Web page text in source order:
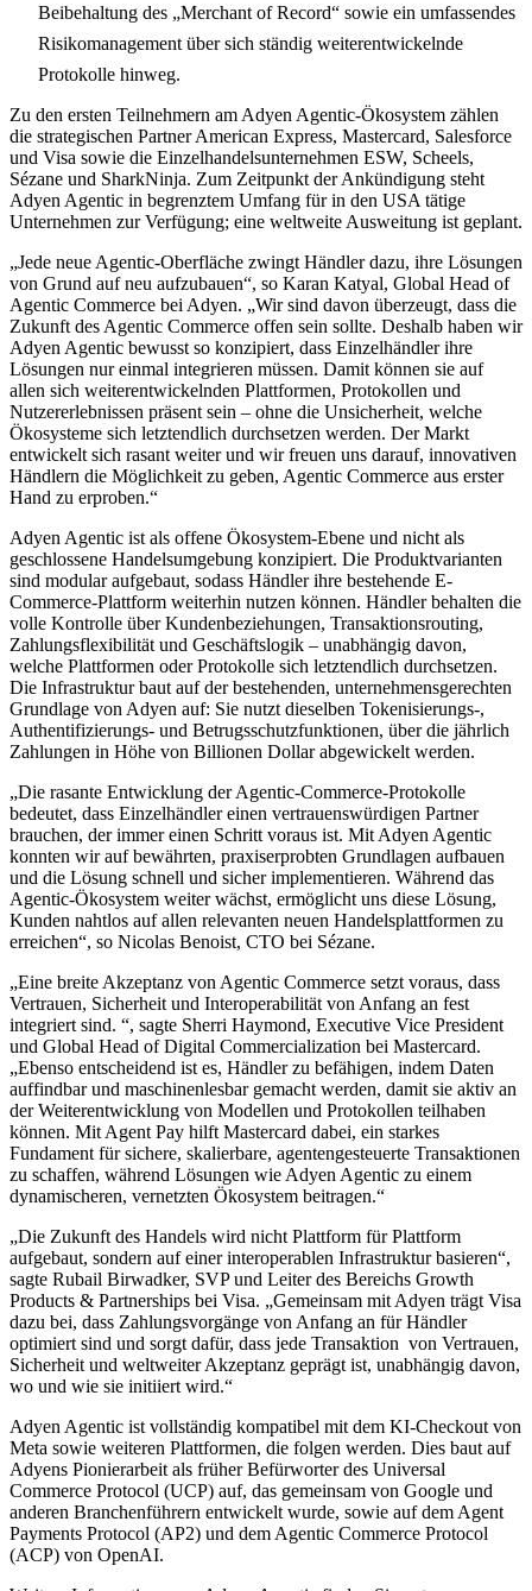
Beibehaltung des „Merchant of Record“ sowie ein umfassendes
Risikomanagement über sich ständig weiterentwickelnde
Protokolle hinweg.
Zu den ersten Teilnehmern am Adyen Agentic-Ökosystem zählen
die strategischen Partner American Express, Mastercard, Salesforce
und Visa sowie die Einzelhandelsunternehmen ESW, Scheels,
Sézane und SharkNinja. Zum Zeitpunkt der Ankündigung steht
Adyen Agentic in begrenztem Umfang für in den USA tätige
Unternehmen zur Verfügung; eine weltweite Ausweitung ist geplant.
„Jede neue Agentic-Oberfläche zwingt Händler dazu, ihre Lösungen
von Grund auf neu aufzubauen“, so Karan Katyal, Global Head of
Agentic Commerce bei Adyen. „Wir sind davon überzeugt, dass die
Zukunft des Agentic Commerce offen sein sollte. Deshalb haben wir
Adyen Agentic bewusst so konzipiert, dass Einzelhändler ihre
Lösungen nur einmal integrieren müssen. Damit können sie auf
allen sich weiterentwickelnden Plattformen, Protokollen und
Nutzererlebnissen präsent sein – ohne die Unsicherheit, welche
Ökosysteme sich letztendlich durchsetzen werden. Der Markt
entwickelt sich rasant weiter und wir freuen uns darauf, innovativen
Händlern die Möglichkeit zu geben, Agentic Commerce aus erster
Hand zu erproben.“
Adyen Agentic ist als offene Ökosystem-Ebene und nicht als
geschlossene Handelsumgebung konzipiert. Die Produktvarianten
sind modular aufgebaut, sodass Händler ihre bestehende E-
Commerce-Plattform weiterhin nutzen können. Händler behalten die
volle Kontrolle über Kundenbeziehungen, Transaktionsrouting,
Zahlungsflexibilität und Geschäftslogik – unabhängig davon,
welche Plattformen oder Protokolle sich letztendlich durchsetzen.
Die Infrastruktur baut auf der bestehenden, unternehmensgerechten
Grundlage von Adyen auf: Sie nutzt dieselben Tokenisierungs-,
Authentifizierungs- und Betrugsschutzfunktionen, über die jährlich
Zahlungen in Höhe von Billionen Dollar abgewickelt werden.
„Die rasante Entwicklung der Agentic-Commerce-Protokolle
bedeutet, dass Einzelhändler einen vertrauenswürdigen Partner
brauchen, der immer einen Schritt voraus ist. Mit Adyen Agentic
konnten wir auf bewährten, praxiserprobten Grundlagen aufbauen
und die Lösung schnell und sicher implementieren. Während das
Agentic-Ökosystem weiter wächst, ermöglicht uns diese Lösung,
Kunden nahtlos auf allen relevanten neuen Handelsplattformen zu
erreichen“, so Nicolas Benoist, CTO bei Sézane.
„Eine breite Akzeptanz von Agentic Commerce setzt voraus, dass
Vertrauen, Sicherheit und Interoperabilität von Anfang an fest
integriert sind. “, sagte Sherri Haymond, Executive Vice President
und Global Head of Digital Commercialization bei Mastercard.
„Ebenso entscheidend ist es, Händler zu befähigen, indem Daten
auffindbar und maschinenlesbar gemacht werden, damit sie aktiv an
der Weiterentwicklung von Modellen und Protokollen teilhaben
können. Mit Agent Pay hilft Mastercard dabei, ein starkes
Fundament für sichere, skalierbare, agentengesteuerte Transaktionen
zu schaffen, während Lösungen wie Adyen Agentic zu einem
dynamischeren, vernetzten Ökosystem beitragen.“
„Die Zukunft des Handels wird nicht Plattform für Plattform
aufgebaut, sondern auf einer interoperablen Infrastruktur basieren“,
sagte Rubail Birwadker, SVP und Leiter des Bereichs Growth
Products & Partnerships bei Visa. „Gemeinsam mit Adyen trägt Visa
dazu bei, dass Zahlungsvorgänge von Anfang an für Händler
optimiert sind und sorgt dafür, dass jede Transaktion von Vertrauen,
Sicherheit und weltweiter Akzeptanz geprägt ist, unabhängig davon,
wo und wie sie initiiert wird.“
Adyen Agentic ist vollständig kompatibel mit dem KI-Checkout von
Meta sowie weiteren Plattformen, die folgen werden. Dies baut auf
Adyens Pionierarbeit als früher Befürworter des Universal
Commerce Protocol (UCP) auf, das gemeinsam von Google und
anderen Branchenführern entwickelt wurde, sowie auf dem Agent
Payments Protocol (AP2) und dem Agentic Commerce Protocol
(ACP) von OpenAI.